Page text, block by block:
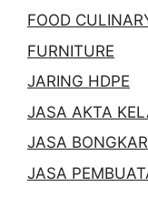
FOOD
FURNITURE
JARING HDPE
JASA AKTA
JASA
JASA